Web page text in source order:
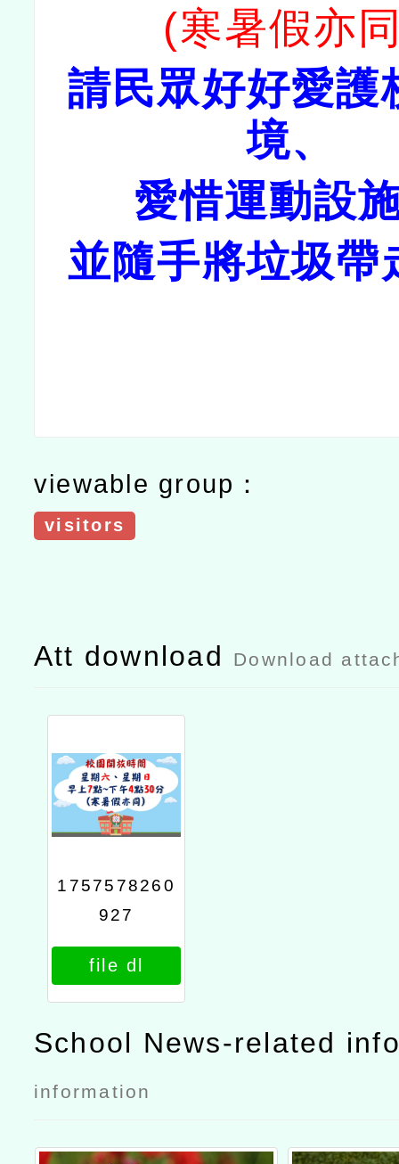
(寒暑假亦
請民眾好好愛護
境、
愛惜運動設
並隨手將垃圾帶
viewable group：
visitors
Att download Download
1757578260
927
file dl
School News-related
information